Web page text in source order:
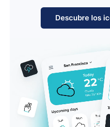
Descubre los